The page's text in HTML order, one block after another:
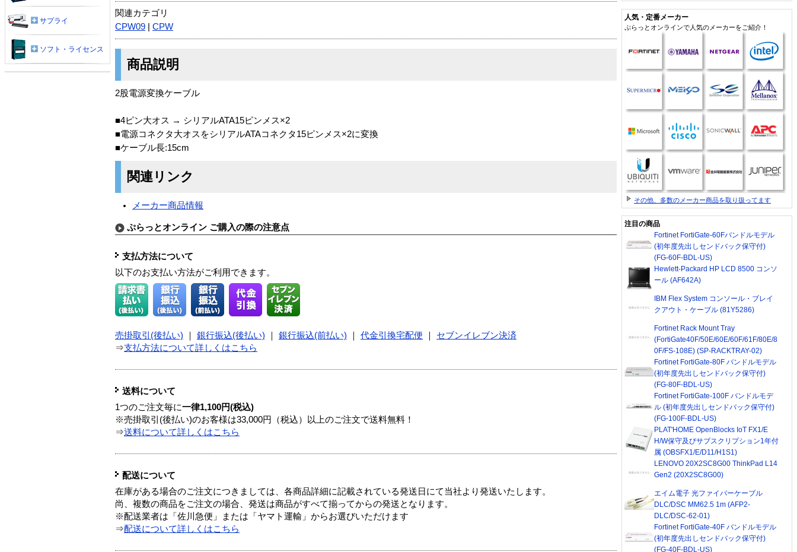
関連カテゴリ
CPW09
CPW
商品説明
2股電源変換ケーブル
■4ピン大オス → シリアルATA15ピンメス×2
■電源コネクタ大オスをシリアルATAコネクタ15ピンメス×2に変換
■ケーブル長:15cm
関連リンク
メーカー商品情報
ぷらっとオンライン ご購入の際の注意点
支払方法について
以下のお支払い方法がご利用できます。
売掛取引(後払い) 銀行振込(後払い) 銀行振込(前払い) 代金引換宅配便
セブンイレブン決済
⇒支払方法について詳しくはこちら
送料について
1つのご注文毎に一律1,100円(税込)
※売掛取引(後払い)のお客様は33,000円（税込）以上のご注文で送料無料！
⇒送料について詳しくはこちら
配送について
在庫がある場合のご注文につきましては、各商品詳細に記載されている発送日にて当社より発送いたします。
尚、複数の商品をご注文の場合、発送は商品がすべて揃ってからの発送となります。
※配送業者は「佐川急便」または「ヤマト運輸」からお選びいただけます
⇒配送について詳しくはこちら
サプライ
ソフト・ライセンス
人気・定番メーカー
ぷらっとオンラインで人気のメーカーをご紹介！
その他、多数のメーカー商品を取り扱ってます
注目の商品
Fortinet FortiGate-60Fバンドルモデル
(初年度先出しセンドバック保守付)
(FG-60F-BDL-US)
Hewlett-Packard HP LCD 8500 コンソ
ール (AF642A)
IBM Flex System コンソール・ブレイ
クアウト・ケーブル (81Y5286)
Fortinet Rack Mount Tray
(FortiGate40F/50E/60E/60F/61F/80E/8
0F/FS-108E) (SP-RACKTRAY-02)
Fortinet FortiGate-80F バンドルモデル
(初年度先出しセンドバック保守付)
(FG-80F-BDL-US)
Fortinet FortiGate-100F バンドルモデ
ル (初年度先出しセンドバック保守付)
(FG-100F-BDL-US)
PLAT'HOME OpenBlocks IoT FX1/E
H/W保守及びサブスクリプション1年付
属 (OBSFX1/E/D11/H1S1)
LENOVO 20X2SC8G00 ThinkPad L14
Gen2 (20X2SC8G00)
エイム電子 光ファイバーケーブル
DLC/DSC MM62.5 1m (AFP2-
DLC/DSC-62-01)
Fortinet FortiGate-40F バンドルモデル
(初年度先出しセンドバック保守付)
(FG-40F-BDL-US)